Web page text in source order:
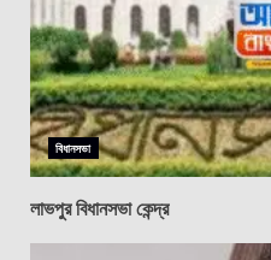
বিধানসভা
লাভপুর বিধানসভা কেন্দ্র